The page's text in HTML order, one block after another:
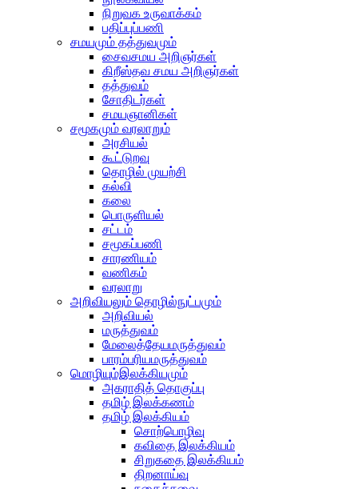
நிறுவக உருவாக்கம்
பதிப்புப்பணி
சமயமும் தத்துவமும்
சைவசமய அறிஞர்கள்
கிறீஸ்தவ சமய அறிஞர்கள்
தத்துவம்
சோதிடர்கள்
சமயஞானிகள்
சமூகமும் வரலாறும்
அரசியல்
கூட்டுறவு
தொழில் முயற்சி
கல்வி
கலை
பொருளியல்
சட்டம்
சமூகப்பணி
சாரணியம்
வணிகம்
வரலாறு
அறிவியலும் தொழில்நுட்பமும்
அறிவியல்
மருத்துவம்
மேலைத்தேயமருத்துவம்
பாரம்பரியமருத்துவம்
மொழியும்இலக்கியமும்
அகராதித் தொகுப்பு
தமிழ் இலக்கணம்
தமிழ் இலக்கியம்
சொற்பொழிவு
கவிதை இலக்கியம்
சிறுகதை இலக்கியம்
திறனாய்வு